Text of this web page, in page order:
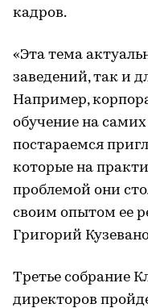
кадров.
«Эта тема
заведений, так и
Например,
обучение на
постараемся
которые на
проблемой они
своим опытом ее
Григорий
Третье собрание
директоров